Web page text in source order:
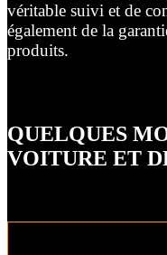
véritable suivi et de
également de la
produits.
QUELQUES
VOITURE ET